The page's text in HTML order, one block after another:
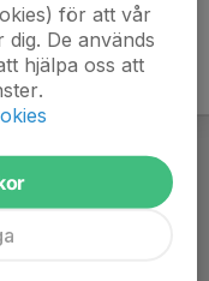
för att vår
De används
hjälpa oss att